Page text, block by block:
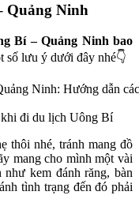
Quảng Ninh
Bí – Quảng Ninh bao
số lưu ý dưới đây nhé👇
khi đi du lịch Uông Bí
thôi nhé, tránh mang đồ
mang cho mình một vài
kem đánh răng, bàn
tình trạng đến đó phải